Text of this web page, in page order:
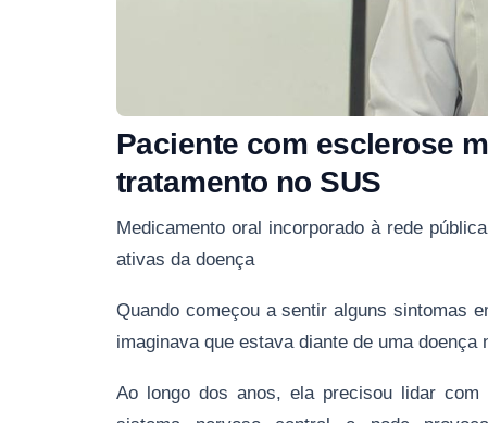
Paciente com esclerose
tratamento no SUS
Medicamento oral incorporado à rede
ativas da doença
Quando começou a sentir alguns sintomas
imaginava que estava diante de uma doença
Ao longo dos anos, ela precisou lidar